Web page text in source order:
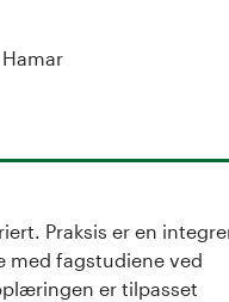
Hamar
Praksis er en
med fagstudiene ved
er tilpasset